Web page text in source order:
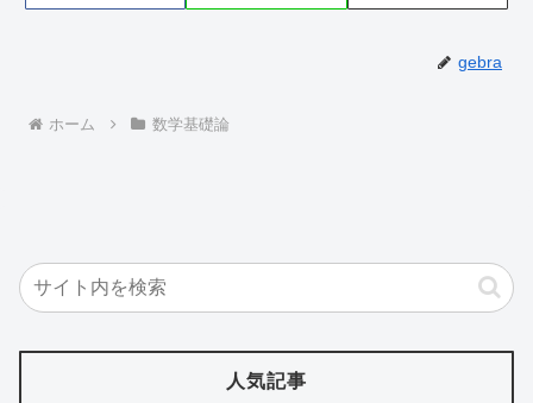
gebra
ホーム 数学基礎論
人気記事